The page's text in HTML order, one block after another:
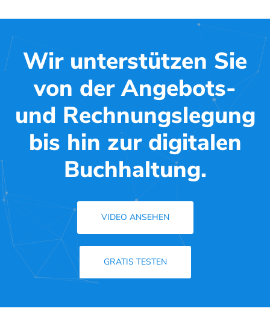
Wir unterstützen Sie
von der Angebots-
und Rechnungslegung
bis hin zur digitalen
Buchhaltung.
VIDEO ANSEHEN
GRATIS TESTEN